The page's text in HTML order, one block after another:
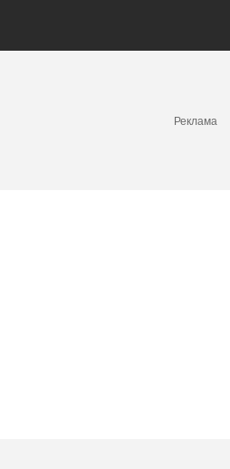
Реклама